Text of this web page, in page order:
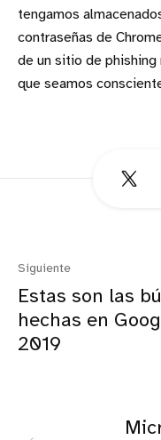
tengamos
contraseñas de
de un sitio de phishing
que seamos
Siguiente
Estas son las
hechas en
2019